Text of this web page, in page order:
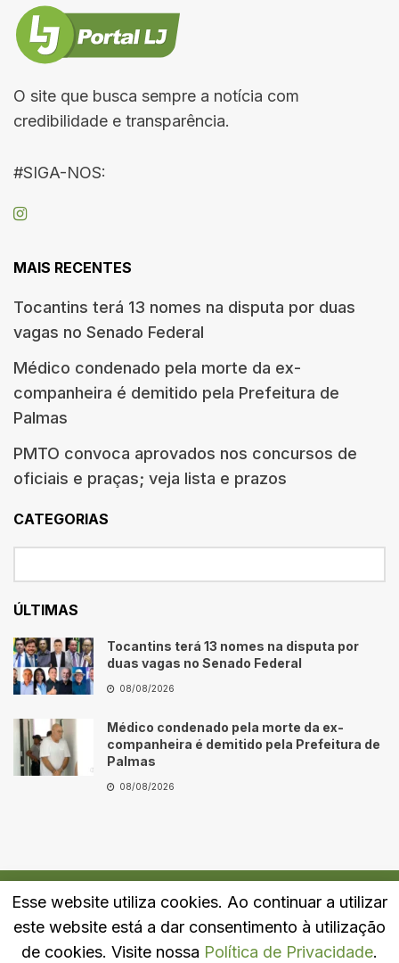
O site que busca sempre a notícia com
credibilidade e transparência.
#SIGA-NOS:
MAIS RECENTES
Tocantins terá 13 nomes na disputa por duas
vagas no Senado Federal
Médico condenado pela morte da ex-
companheira é demitido pela Prefeitura de
Palmas
PMTO convoca aprovados nos concursos de
oficiais e praças; veja lista e prazos
CATEGORIAS
ÚLTIMAS
Tocantins terá 13 nomes na disputa por
duas vagas no Senado Federal
08/08/2026
Médico condenado pela morte da ex-
companheira é demitido pela Prefeitura de
Palmas
08/08/2026
Quem Somos Fale Conosco Política de Privacidade
Esse website utiliza cookies. Ao continuar a utilizar
este website está a dar consentimento à utilização
de cookies. Visite nossa Política de Privacidade.